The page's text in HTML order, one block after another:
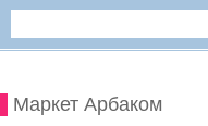
Маркет Арбаком